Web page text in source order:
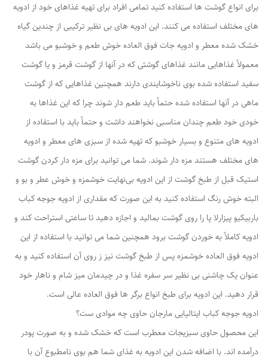
برای انواع گوشت ها استفاده کنید تمامی افراد برای تهیه غذاهای خود از ادویه
های مختلف استفاده می کنند. این ادویه های بی نظیر ترکیبی از چندین گیاه
خشک شده معطر و ادویه جات فوق العاده خوش طعم و خوشبو می باشد
معمولاً غذاهایی مانند غذاهای گوشتی که در آنها از گوشت قرمز و یا گوشت
سفید استفاده شده بوی ناخوشایندی دارند همچنین غذاهایی که از گوشت
ماهی در آنها استفاده شده حتماً باید طعم دار شوند چرا که این غذاها به
خودی خود طعم چندان مناسبی نخواهند داشت و حتماً باید با استفاده از
ادویه های متنوع و بسیار خوشبو که تهیه شده از سبزی های معطر و ادویه
های مختلف هستند مزه دار شوند. شما می توانید برای مزه دار کردن گوشت
استیک قبل از طبخ گوشت از این ادویه بی‌نهایت خوشمزه و خوش عطر و بو و
البته خوش رنگ استفاده کنید به این صورت که مقداری از ادویه جوجه کباب
باربیکیو پیزارلا پا را روی گوشت بمالید و اجازه دهید تا ساعتی استراحت کند و
ادویه کاملاً به خوردن گوشت برود همچنین شما می توانید با استفاده از این
ادویه فوق العاده خوشمزه پس از طبخ گوشت نیز ز روی آن استفاده کنید و به
عنوان یک چاشنی بی نظیر سر سفره غذا و در چیدمان میز شام و ناهار خود
قرار دهید. این ادویه برای طبخ انواع برگر ها فوق العاده عالی است.
ادویه جوجه کباب ایتالیایی مارجان حاوی چه موادی ست؟
این محصول حاوی سبزیجات معطرب است که خشک شده و به صورت پودر
درآمده اند. با اضافه شدن این ادویه به غذای شما هم بوی نامطبوع آن با